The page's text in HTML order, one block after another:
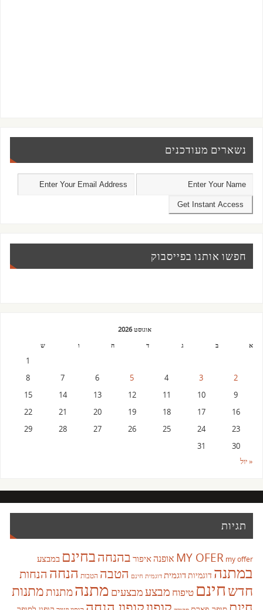
נשארים מעודכנים
חפשו אותנו בפייסבוק
אוגוסט 2026
א
ב ג ד ה ו ש
1
2
3
4
5
6
7
8
9
10
11
12
13
14
15
16
17
18
19
20
21
22
23
24
25
26
27
28
29
30
31
« יול
תגיות
MY OFER my offer אופנהאיפור בהנחהבחינם במבצע
במתנה דוגמיותדוגמית דוגמית חינם הטבה הטבות הנחה הנחות
חדשחינם טיפוח מבצעמבצעים מתנהמתנותמתנות